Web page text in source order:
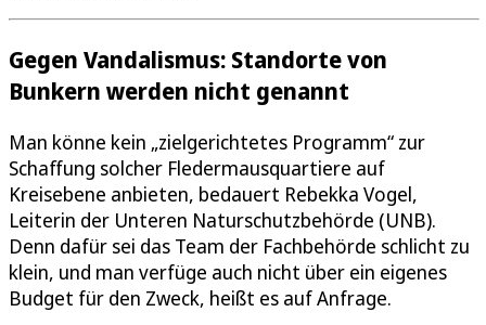
Gegen Vandalismus: Standorte von
Bunkern werden nicht genannt
Man könne kein „zielgerichtetes Programm“ zur
Schaffung solcher Fledermausquartiere auf
Kreisebene anbieten, bedauert Rebekka Vogel,
Leiterin der Unteren Naturschutzbehörde (UNB).
Denn dafür sei das Team der Fachbehörde schlicht zu
klein, und man verfüge auch nicht über ein eigenes
Budget für den Zweck, heißt es auf Anfrage.